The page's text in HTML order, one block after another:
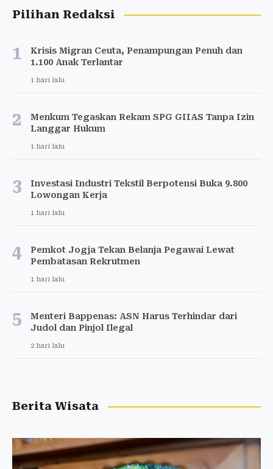
Pilihan Redaksi
1
Krisis Migran Ceuta, Penampungan Penuh dan
1.100 Anak Terlantar
1 hari lalu
2
Menkum Tegaskan Rekam SPG GIIAS Tanpa Izin
Langgar Hukum
1 hari lalu
3
Investasi Industri Tekstil Berpotensi Buka 9.800
Lowongan Kerja
1 hari lalu
4
Pemkot Jogja Tekan Belanja Pegawai Lewat
Pembatasan Rekrutmen
1 hari lalu
5
Menteri Bappenas: ASN Harus Terhindar dari
Judol dan Pinjol Ilegal
2 hari lalu
Berita Wisata